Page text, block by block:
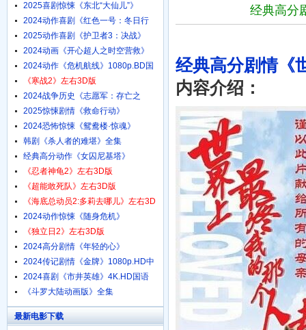
经典高分
经典高分剧情《
内容介绍：
2025喜剧惊悚《东北“大仙儿”》
1080p.HD国语中字
2024动作喜剧《红色一号：冬日行
动》4K.HD中英双字
2025动作喜剧《护卫者3：决战》
1080p.HD国语中字
2024动画《开心超人之时空营救》
4K.HD国语中字
2024动作《危机航线》1080p.BD国
语中字
《寒战2》左右3D版
2024战争历史《志愿军：存亡之
战》4K.HD国语中字
2025惊悚剧情《救命行动》
1080p.HD中字
2024恐怖惊悚《鸳鸯楼·惊魂》
4K.HD国语中字
韩剧《杀人者的难堪》全集
经典高分动作《女囚尼基塔》
1080p.BD中英双字
《忍者神龟2》左右3D版
《超能敢死队》左右3D版
《海底总动员2:多莉去哪儿》左右3D
版
2024动作惊悚《随身危机》
1080p.HD中英双字
《独立日2》左右3D版
2024高分剧情《年轻的心》
1080p.HD中字
2024传记剧情《金牌》1080p.HD中
字
2024喜剧《市井英雄》4K.HD国语
中字
《斗罗大陆动画版》全集
最新电影下载